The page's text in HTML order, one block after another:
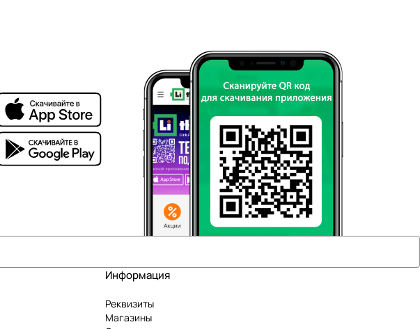
Информация
Реквизиты
Магазины